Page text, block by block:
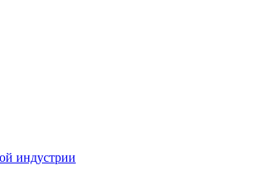
индустрии